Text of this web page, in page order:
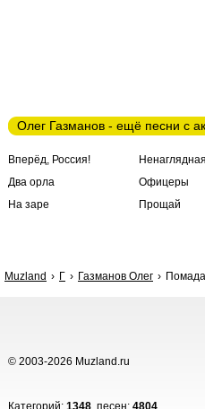
Олег Газманов - ещё песни с
Вперёд, Россия!
Два орла
На заре
Ненаглядная
Офицеры
Прощай
Muzland Г Газманов Олег
© 2003-2026 Muzland.ru
Категорий: 1348 , песен: 4804